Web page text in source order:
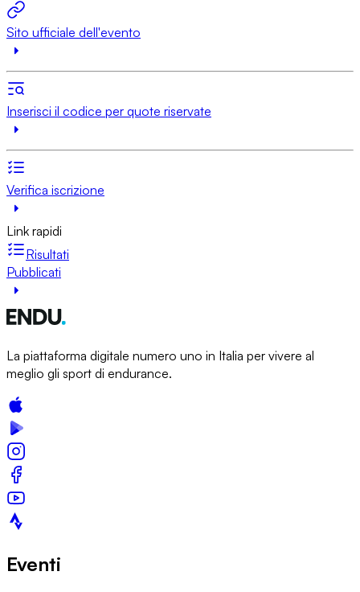
Sito ufficiale dell'evento
Inserisci il codice per quote riservate
Verifica iscrizione
Link rapidi
Risultati
Pubblicati
La piattaforma digitale numero uno in Italia per vivere al
meglio gli sport di endurance.
Eventi